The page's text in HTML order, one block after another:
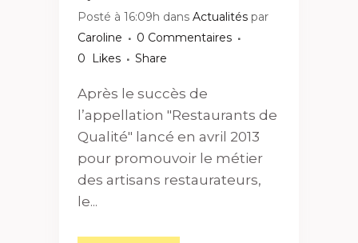
Posté à 16:09h dans Actualités par
Caroline
0 Commentaires
0
Likes Share
Après le succès de
l’appellation "Restaurants de
Qualité" lancé en avril 2013
pour promouvoir le métier
des artisans restaurateurs,
le...